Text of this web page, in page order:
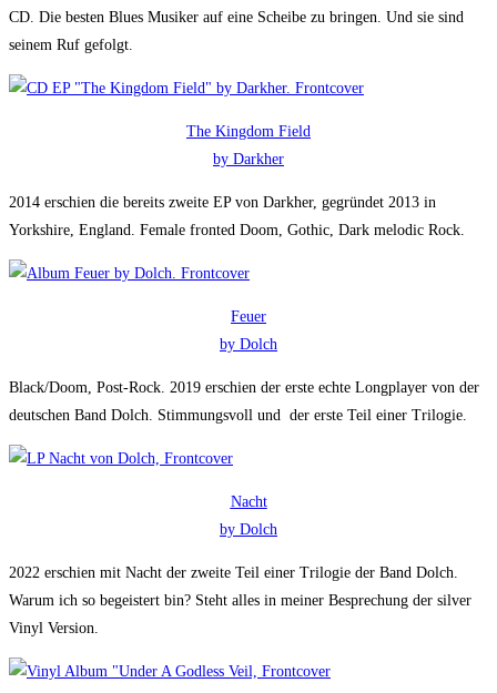
CD. Die besten Blues Musiker auf eine Scheibe zu bringen. Und sie sind
seinem Ruf gefolgt.
The Kingdom Field
by Darkher
2014 erschien die bereits zweite EP von Darkher, gegründet 2013 in
Yorkshire, England. Female fronted Doom, Gothic, Dark melodic Rock.
Feuer
by Dolch
Black/Doom, Post-Rock. 2019 erschien der erste echte Longplayer von der
deutschen Band Dolch. Stimmungsvoll und der erste Teil einer Trilogie.
Nacht
by Dolch
2022 erschien mit Nacht der zweite Teil einer Trilogie der Band Dolch.
Warum ich so begeistert bin? Steht alles in meiner Besprechung der silver
Vinyl Version.